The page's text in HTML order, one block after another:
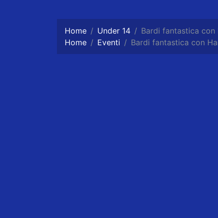
Home Under 14
Bardi fantastica
Home
Eventi Bardi fantastica con